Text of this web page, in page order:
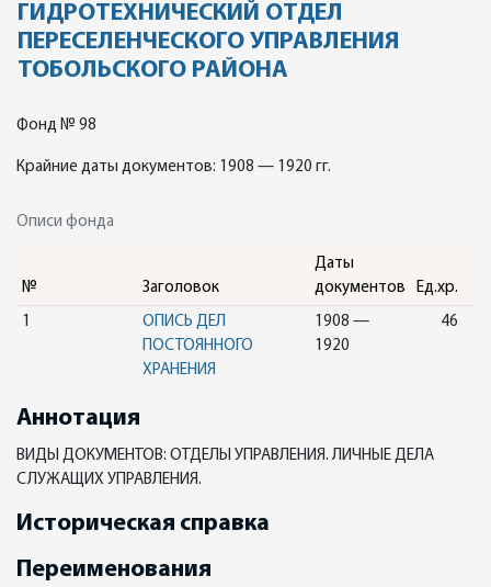
ГИДРОТЕХНИЧЕСКИЙ ОТДЕЛ
ПЕРЕСЕЛЕНЧЕСКОГО УПРАВЛЕНИЯ
ТОБОЛЬСКОГО РАЙОНА
Фонд № 98
Крайние даты документов: 1908 — 1920 гг.
Описи фонда
№ Заголовок
Даты
документов
Ед.хр.
1
ОПИСЬ ДЕЛ
ПОСТОЯННОГО
ХРАНЕНИЯ
1908 —
1920
46
Аннотация
ВИДЫ ДОКУМЕНТОВ: ОТДЕЛЫ УПРАВЛЕНИЯ. ЛИЧНЫЕ ДЕЛА
СЛУЖАЩИХ УПРАВЛЕНИЯ.
Историческая справка
Переименования